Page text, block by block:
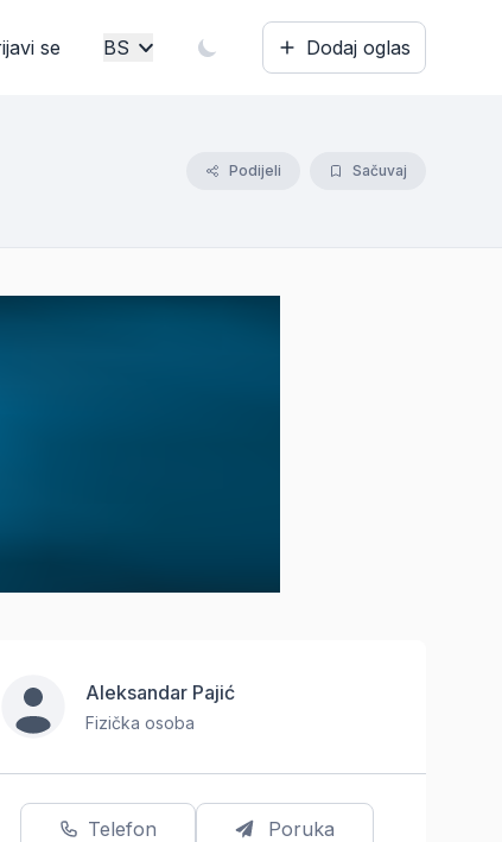
se BS Dodaj oglas
Podijeli Sačuvaj
Aleksandar Pajić
Fizička osoba
Telefon Poruka